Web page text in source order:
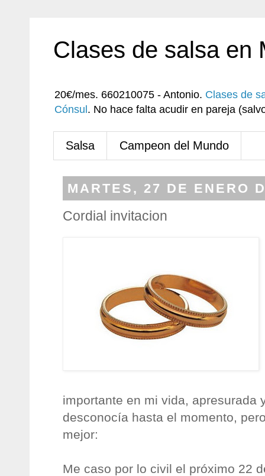
Clases de salsa en
20€/mes. 660210075 - Antonio. Clases de
Cónsul . No hace falta acudir en pareja
Salsa Campeon del Mundo
MARTES, 27 DE ENERO
Cordial invitacion
importante en mi vida, apresurada
desconocía hasta el momento,
mejor:
Me caso por lo civil el próximo 22